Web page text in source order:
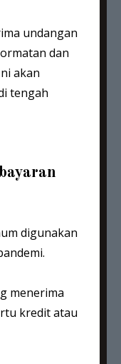
undangan
dan
akan
tengah
digunakan
menerima
kredit atau